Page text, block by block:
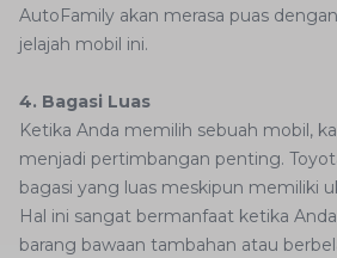
AutoFamily akan merasa puas
jelajah mobil ini.
4. Bagasi Luas
Ketika Anda memilih sebuah mobil,
menjadi pertimbangan penting.
bagasi yang luas meskipun memiliki
Hal ini sangat bermanfaat ketika
barang bawaan tambahan atau